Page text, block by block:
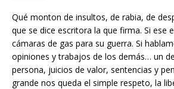
Qué monton de insultos, de rabia, de
que se dice escritora la que firma. Si ese
cámaras de gas para su guerra. Si
opiniones y trabajos de los demás… un
persona, juicios de valor, sentencias y
grande nos queda el simple respeto, la